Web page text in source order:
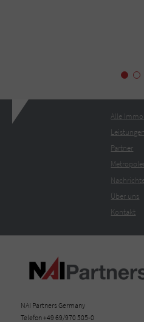
Alle
Leistungen
Partner
Über uns
Kontakt
NAI Partners Germany
Telefon +49 69/970 505-0